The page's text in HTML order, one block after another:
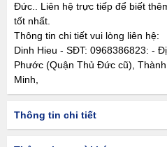
Đức.. Liên hệ trực tiếp để biết
tốt nhất.
Thông tin chi tiết vui lòng liên hệ:
Dinh Hieu - SĐT: 0968386823: -
Phước (Quận Thủ Đức cũ),
Minh,
Thông tin chi tiết